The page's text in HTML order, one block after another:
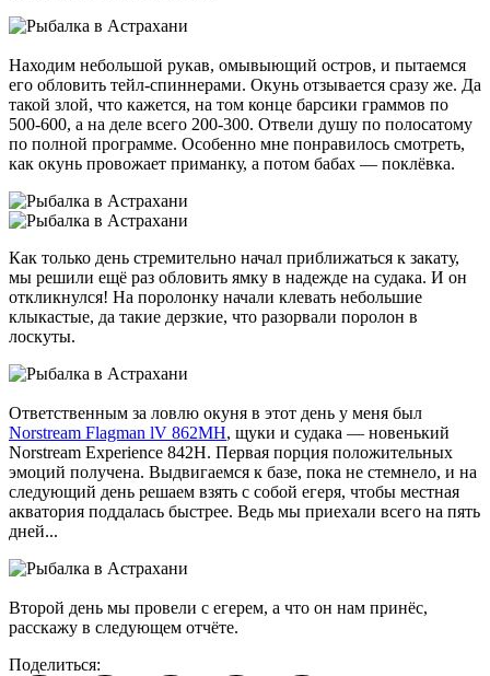
Находим небольшой рукав, омывыющий остров, и пытаемся
его обловить тейл-спиннерами. Окунь отзывается сразу же. Да
такой злой, что кажется, на том конце барсики граммов по
500-600, а на деле всего 200-300. Отвели душу по полосатому
по полной программе. Особенно мне понравилось смотреть,
как окунь провожает приманку, а потом бабах — поклёвка.
Как только день стремительно начал приближаться к закату,
мы решили ещё раз обловить ямку в надежде на судака. И он
откликнулся! На поролонку начали клевать небольшие
клыкастые, да такие дерзкие, что разорвали поролон в
лоскуты.
Ответственным за ловлю окуня в этот день у меня был
Norstream Flagman lV 862MH, щуки и судака — новенький
Norstream Experience 842Н. Первая порция положительных
эмоций получена. Выдвигаемся к базе, пока не стемнело, и на
следующий день решаем взять с собой егеря, чтобы местная
акватория поддалась быстрее. Ведь мы приехали всего на пять
дней...
Второй день мы провели с егерем, а что он нам принёс,
расскажу в следующем отчёте.
Поделиться: